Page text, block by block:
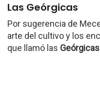
Las Geórgicas
Por sugerencia de
arte del cultivo y los
que llamó las Geórgicas